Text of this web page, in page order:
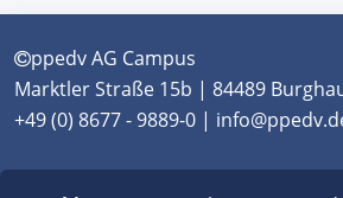
ppedv AG Campus
Marktler Straße 15b | 84489
+49 (0) 8677 - 9889-0 |